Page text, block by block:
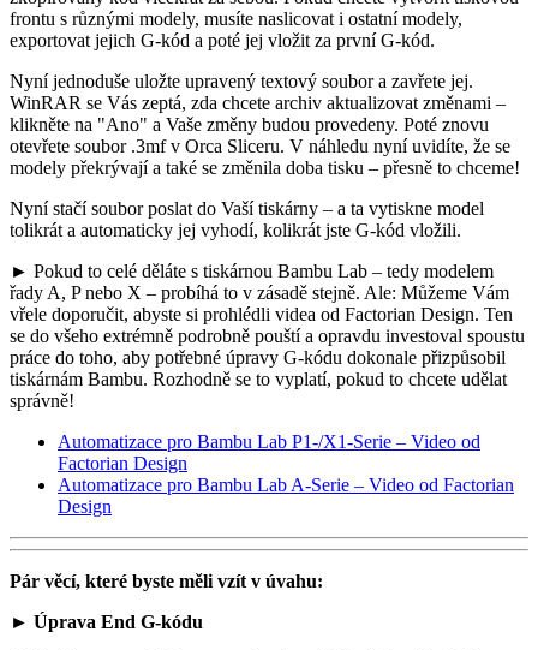
frontu s různými modely, musíte naslicovat i ostatní modely,
exportovat jejich G-kód a poté jej vložit za první G-kód.
Nyní jednoduše uložte upravený textový soubor a zavřete jej.
WinRAR se Vás zeptá, zda chcete archiv aktualizovat změnami –
klikněte na "Ano" a Vaše změny budou provedeny. Poté znovu
otevřete soubor .3mf v Orca Sliceru. V náhledu nyní uvidíte, že se
modely překrývají a také se změnila doba tisku – přesně to chceme!
Nyní stačí soubor poslat do Vaší tiskárny – a ta vytiskne model
tolikrát a automaticky jej vyhodí, kolikrát jste G-kód vložili.
► Pokud to celé děláte s tiskárnou Bambu Lab – tedy modelem
řady A, P nebo X – probíhá to v zásadě stejně. Ale: Můžeme Vám
vřele doporučit, abyste si prohlédli videa od Factorian Design. Ten
se do všeho extrémně podrobně pouští a opravdu investoval spoustu
práce do toho, aby potřebné úpravy G-kódu dokonale přizpůsobil
tiskárnám Bambu. Rozhodně se to vyplatí, pokud to chcete udělat
správně!
Automatizace pro Bambu Lab P1-/X1-Serie – Video od
Factorian Design
Automatizace pro Bambu Lab A-Serie – Video od Factorian
Design
Pár věcí, které byste měli vzít v úvahu:
► Úprava End G-kódu